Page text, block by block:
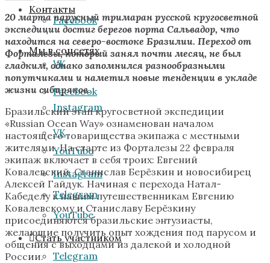
Facebook
VK
Instagram
YouTube
Telegram
Стать участником
Контакты
Мы в соцсетях
Facebook
VK
Instagram
YouTube
Telegram
20 марта парусный тримаран русской кругосветной
экспедиции достиг берегов порта Сальвадор, что
находится на северо-востоке Бразилии. Переход от
Форталезы, который занял почти месяц, не был
гладким, однако запомнился разнообразными
попутчиками и наметил новые тенденции в укладе
жизни сибиряков.
Бразильский этап кругосветной экспедиции
«Russian Ocean Way» ознаменован началом
настоящего товарищества экипажа с местными
жителями. На старте из Форталезы 22 февраля
экипаж включает в себя троих: Евгений
Ковалевский, Станислав Берёзкин и новосибирец
Алексей Гайдук. Начиная с перехода Натал-
Кабеделу к нашим путешественникам Евгению
Ковалевскому и Станиславу Берёзкину
присоединяются бразильские энтузиасты,
желающие получить опыт хождения под парусом и
общения с выходцами из далекой и холодной
России.